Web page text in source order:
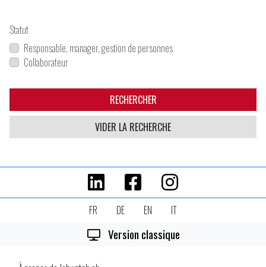
Statut
Responsable, manager, gestion de personnes
Collaborateur
RECHERCHER
VIDER LA RECHERCHE
FR DE EN IT
Version classique